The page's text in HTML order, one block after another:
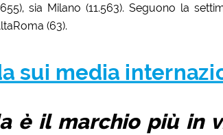
sia Milano (11.563). Seguono la
(63).
è il marchio più in